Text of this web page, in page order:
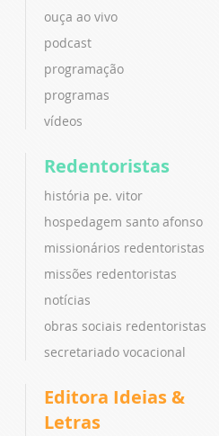
ouça ao vivo
podcast
programação
programas
vídeos
Redentoristas
história pe. vitor
hospedagem santo afonso
missionários redentoristas
missões redentoristas
notícias
obras sociais redentoristas
secretariado vocacional
Editora Ideias &
Letras